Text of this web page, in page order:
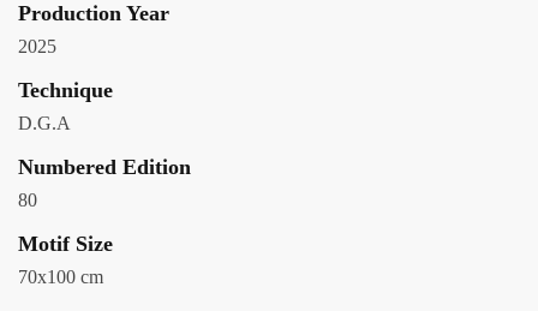
Production Year
2025
Technique
D.G.A
Numbered Edition
80
Motif Size
70x100 cm